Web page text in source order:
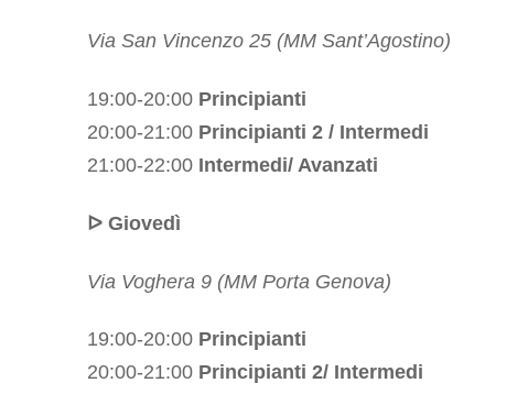
Via San Vincenzo 25 (MM Sant’Agostino)
19:00-20:00 Principianti
20:00-21:00 Principianti 2 / Intermedi
21:00-22:00 Intermedi/ Avanzati
ᐅ Giovedì
Via Voghera 9 (MM Porta Genova)
19:00-20:00 Principianti
20:00-21:00 Principianti 2/ Intermedi